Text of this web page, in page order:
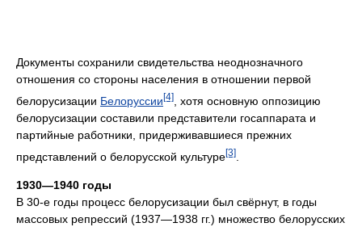
Документы сохранили свидетельства неоднозначного
отношения со стороны населения в отношении первой
белорусизации Белоруссии[4]
, хотя основную оппозицию
белорусизации составили представители госаппарата и
партийные работники, придерживавшиеся прежних
представлений о белорусской культуре[3]
1930—1940 годы
В 30-е годы процесс белорусизации был свёрнут, в годы
массовых репрессий (1937—1938 гг.) множество белорусских